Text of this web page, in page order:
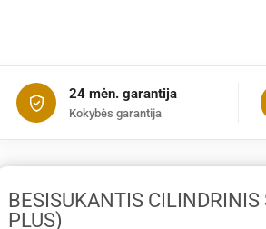
24 mėn. garantija
Kokybės garantija
BESISUKANTIS
PLUS)